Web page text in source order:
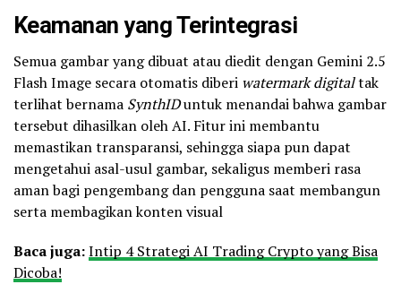
Keamanan yang Terintegrasi
Semua gambar yang dibuat atau diedit dengan Gemini 2.5
Flash Image secara otomatis diberi watermark digitaltak
terlihat bernama SynthIDuntuk menandai bahwa gambar
tersebut dihasilkan oleh AI. Fitur ini membantu
memastikan transparansi, sehingga siapa pun dapat
mengetahui asal-usul gambar, sekaligus memberi rasa
aman bagi pengembang dan pengguna saat membangun
serta membagikan konten visual
Baca juga:Intip 4 Strategi AI Trading Crypto yang Bisa
Dicoba!